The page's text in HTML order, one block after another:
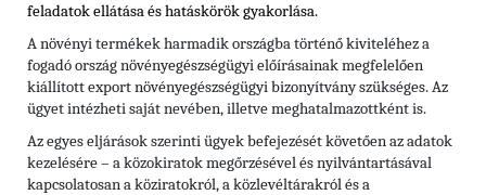
feladatok ellátása és hatáskörök gyakorlása.
A növényi termékek harmadik országba történő kiviteléhez a
fogadó ország növényegészségügyi előírásainak megfelelően
kiállított export növényegészségügyi bizonyítvány szükséges. Az
ügyet intézheti saját nevében, illetve meghatalmazottként is.
Az egyes eljárások szerinti ügyek befejezését követően az adatok
kezelésére – a közokiratok megőrzésével és nyilvántartásával
kapcsolatosan a köziratokról, a közlevéltárakról és a